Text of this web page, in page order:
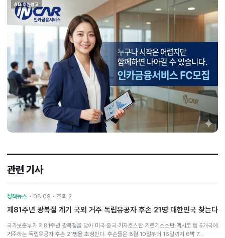
AD 후원광고
관련 기사
정책뉴스 • 08.09 • 조회 2
제81주년 광복절 계기 국외 거주 독립유공자 후손 21명 대한민국 찾는다
국가보훈부가 제81주년 광복절을 맞아 미국·중국·카자흐스탄·키르기스스탄·멕시코 등 5개국에
거주하는 독립유공자 후손 21명을 초청한다. 후손들은 8월 10일부터 16일까지 6박 7…